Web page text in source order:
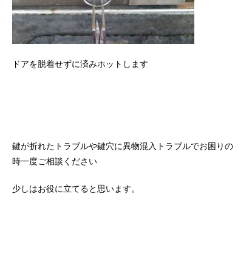
ドアを脱着せずに済みホットします
鍵が折れたトラブルや鍵穴に異物混入トラブルでお困りの
時一度ご相談ください
少しはお役に立てると思います。